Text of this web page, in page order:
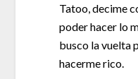
Tatoo, decime
poder hacer lo
busco la vuelta
hacerme rico.